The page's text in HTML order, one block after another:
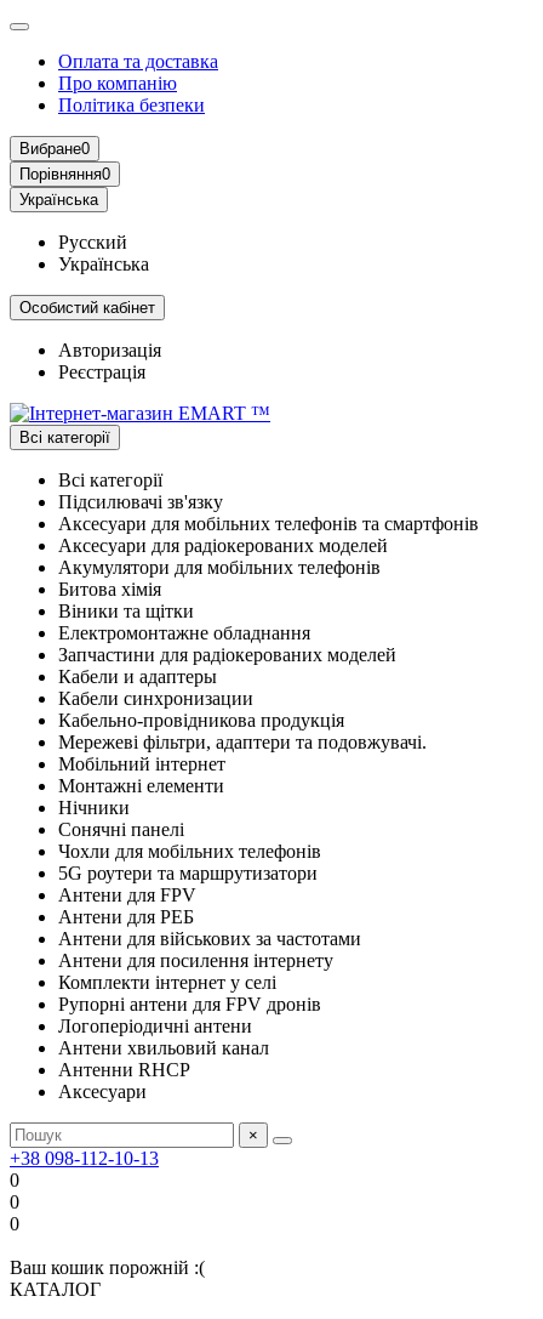
Оплата та доставка
Про компанію
Політика безпеки
Вибране0
Порівняння0
Українська
Русский
Українська
Особистий кабінет
Авторизація
Реєстрація
Всі категорії
Всі категорії
Підсилювачі зв'язку
Аксесуари для мобільних телефонів та смартфонів
Аксесуари для радіокерованих моделей
Акумулятори для мобільних телефонів
Битова хімія
Віники та щітки
Електромонтажне обладнання
Запчастини для радіокерованих моделей
Кабели и адаптеры
Кабели синхронизации
Кабельно-провідникова продукція
Мережеві фільтри, адаптери та подовжувачі.
Мобільний інтернет
Монтажні елементи
Нічники
Сонячні панелі
Чохли для мобільних телефонів
5G роутери та маршрутизатори
Антени для FPV
Антени для РЕБ
Антени для військових за частотами
Антени для посилення інтернету
Комплекти інтернет у селі
Рупорні антени для FPV дронів
Логоперіодичні антени
Антени хвильовий канал
Антенни RHCP
Аксесуари
×
+38 098-112-10-13
0
0
0
Ваш кошик порожній :(
КАТАЛОГ